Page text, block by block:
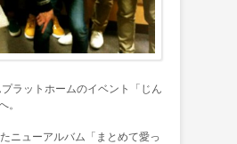
ラットホームのイベント「じん
。
ニューアルバム「まとめて愛っ